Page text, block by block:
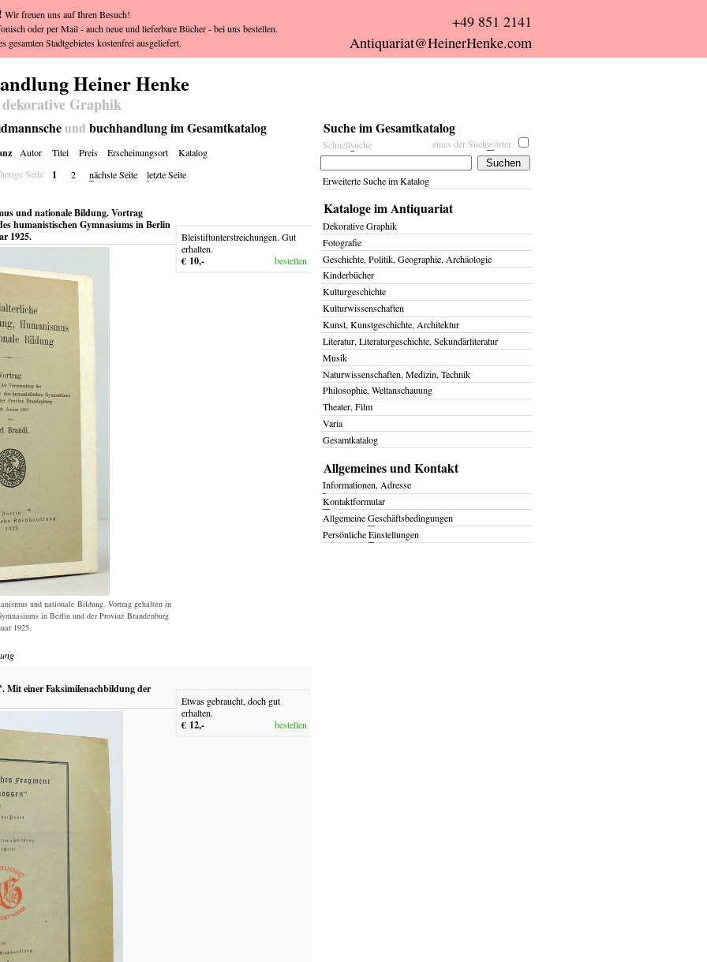
Heiner Henke
Graphik
und buchhandlung im Gesamtkatalog
Autor Titel Preis Erscheinungsort
Katalog
Seite
1 2 nächste Seite letzte Seite
und nationale Bildung. Vortrag
humanistischen Gymnasiums in Berlin
1925.
und nationale Bildung. Vortrag gehalten in
in Berlin und der Provinz Brandenburg
1925.
Bleistiftunterstreichungen. Gut
erhalten.
€ 10,- bestellen
Mit einer Faksimilenachbildung der
Etwas gebraucht, doch gut
erhalten.
€ 12,- bestellen
Suche im Gesamtkatalog
eines der Suchwörter
Schnellsuche
Erweiterte Suche im Katalog
Kataloge im Antiquariat
Dekorative Graphik
Fotografie
Geschichte, Politik, Geographie, Archäologie
Kinderbücher
Kulturgeschichte
Kulturwissenschaften
Kunst, Kunstgeschichte, Architektur
Literatur, Literaturgeschichte, Sekundärliteratur
Musik
Naturwissenschaften, Medizin, Technik
Philosophie, Weltanschauung
Theater, Film
Varia
Gesamtkatalog
Allgemeines und Kontakt
Informationen, Adresse
Kontaktformular
AllgemeineGeschäftsbedingungen
PersönlicheEinstellungen
Wir freuen uns auf Ihren Besuch!
oder per Mail - auch neue und lieferbare Bücher - bei uns bestellen.
Stadtgebietes kostenfrei ausgeliefert.
+49 851 2141
Antiquariat@HeinerHenke.com